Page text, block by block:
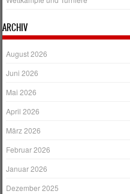
ARCHIV
August 2026
Juni 2026
Mai 2026
April 2026
März 2026
Februar 2026
Januar 2026
Dezember 2025